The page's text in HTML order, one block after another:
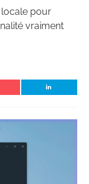
locale pour
vraiment